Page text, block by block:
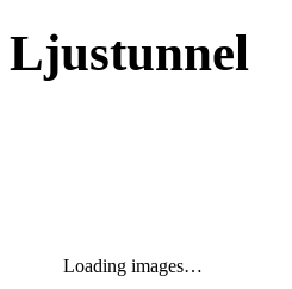
Ljustunnel
Loading images…